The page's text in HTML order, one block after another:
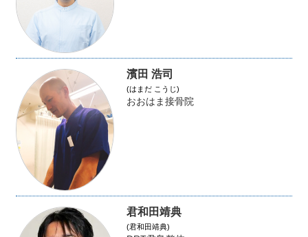
濱田 浩司
(はまだ こうじ)
おおはま接骨院
君和田靖典
(君和田靖典)